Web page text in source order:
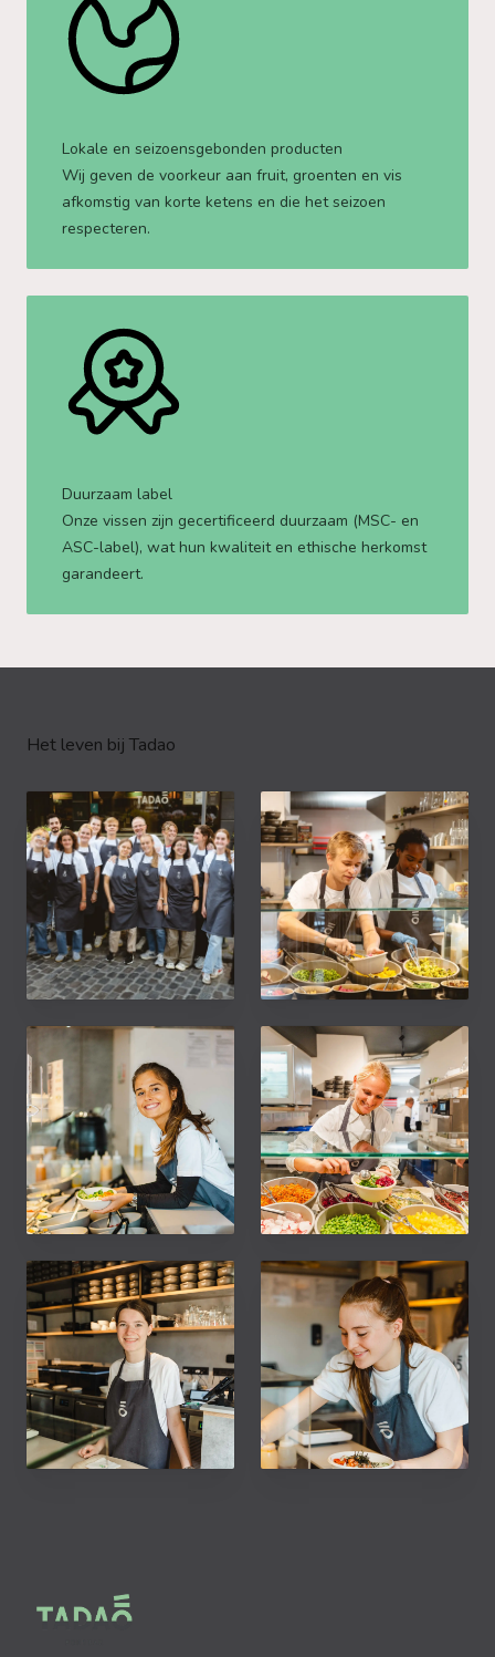
Lokale en seizoensgebonden producten
Wij geven de voorkeur aan fruit, groenten en vis
afkomstig van korte ketens en die het seizoen
respecteren.
Duurzaam label
Onze vissen zijn gecertificeerd duurzaam (MSC- en
ASC-label), wat hun kwaliteit en ethische herkomst
garandeert.
Het leven bij Tadao
Des sourires magiques au
sein de l’équipe… C’est
grâce à vous 🤩 En cette
la team Tadao s'est réunie
pour vous célébrer 🎉 Votre
enthousiasme et votre
fidélité nous inspirent
chaque jour à nous
améliorer : vous êtes la
raison de notre passion 🔥
Rencontrez l'équipe de rêve
derrière votre bol de rêve !
🥣 Nos serveurs sont des
l'assortiment, créant des
Poke Bowls aussi uniques
que vous 🌟
Derrière chaque Poke Bowl
vibrant se cache un sourire
tout aussi éclatant ! 🤩
vous emmener dans la ville
des saveurs... 🥑🍍 Venez
goûter à l'arc-en-ciel, créé
avec amour et une pincée
de bonne humeur !
C'est ce qui arrive quand la
roue des couleurs rencontre
votre repas... 🌈🍎🥑🥕
Poke transformer des
ingrédients frais en bols de
joie 🤩
Regardez bien cette photo,
que voyez-vous ? Un grand
sourire d'un membre de
transparaît et fait de
chaque bouchée un pas de
Chez Tadao, nous pensons
que chaque Poke Bowl doit
être accompagné d'un peu